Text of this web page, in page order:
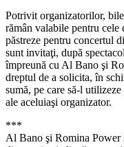
Potrivit organizatorilor,
rămân valabile pentru cele
păstreze pentru concertul
sunt invitaţi, după
împreună cu Al Bano şi
dreptul de a solicita, în
sumă, pe care să-l
ale aceluiaşi organizator.
***
Al Bano şi Romina Power